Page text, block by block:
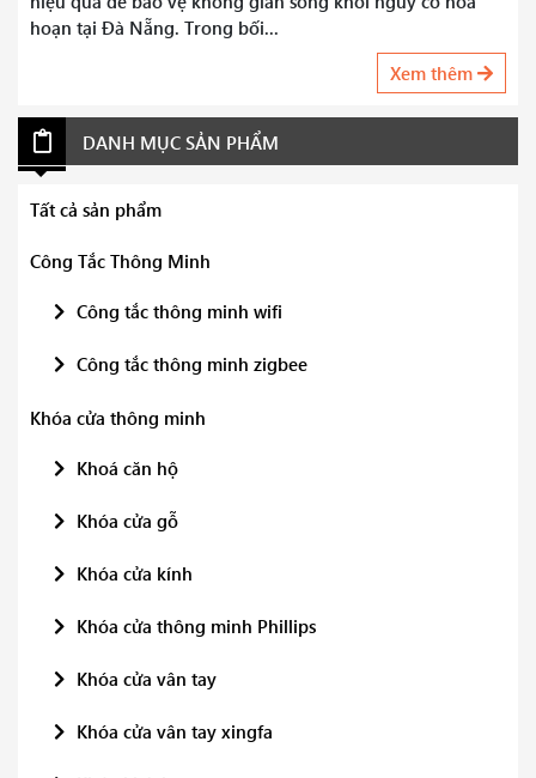
hoạn tại Đà Nẵng. Trong bối...
Xem thêm
DANH MỤC SẢN PHẨM
Tất cả sản phẩm
Công Tắc Thông Minh
Công tắc thông minh wifi
Công tắc thông minh zigbee
Khóa cửa thông minh
Khoá căn hộ
Khóa cửa gỗ
Khóa cửa kính
Khóa cửa thông minh Phillips
Khóa cửa vân tay
Khóa cửa vân tay xingfa